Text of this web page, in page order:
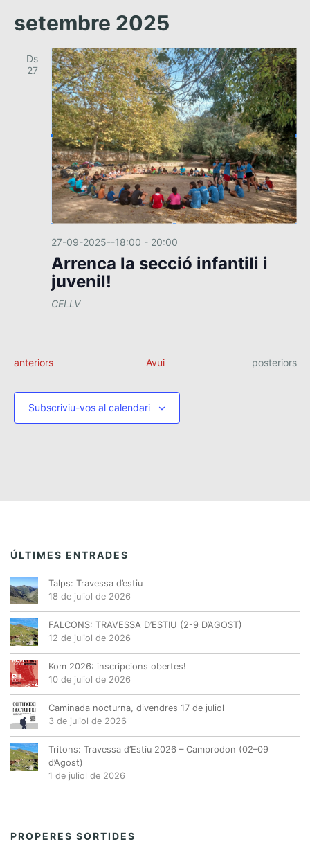
setembre 2025
Ds
27
27-09-2025--18:00 - 20:00
Arrenca la secció infantili i
juvenil!
CELLV
E
d
v
anteriors Avui
E
posteriors
Subscriviu-vos al calendari
ÚLTIMES ENTRADES
Talps: Travessa d’estiu
18 de juliol de 2026
FALCONS: TRAVESSA D’ESTIU (2-9 D’AGOST)
12 de juliol de 2026
Kom 2026: inscripcions obertes!
10 de juliol de 2026
Caminada nocturna, divendres 17 de juliol
3 de juliol de 2026
Tritons: Travessa d’Estiu 2026 – Camprodon (02–09
d’Agost)
1 de juliol de 2026
PROPERES SORTIDES